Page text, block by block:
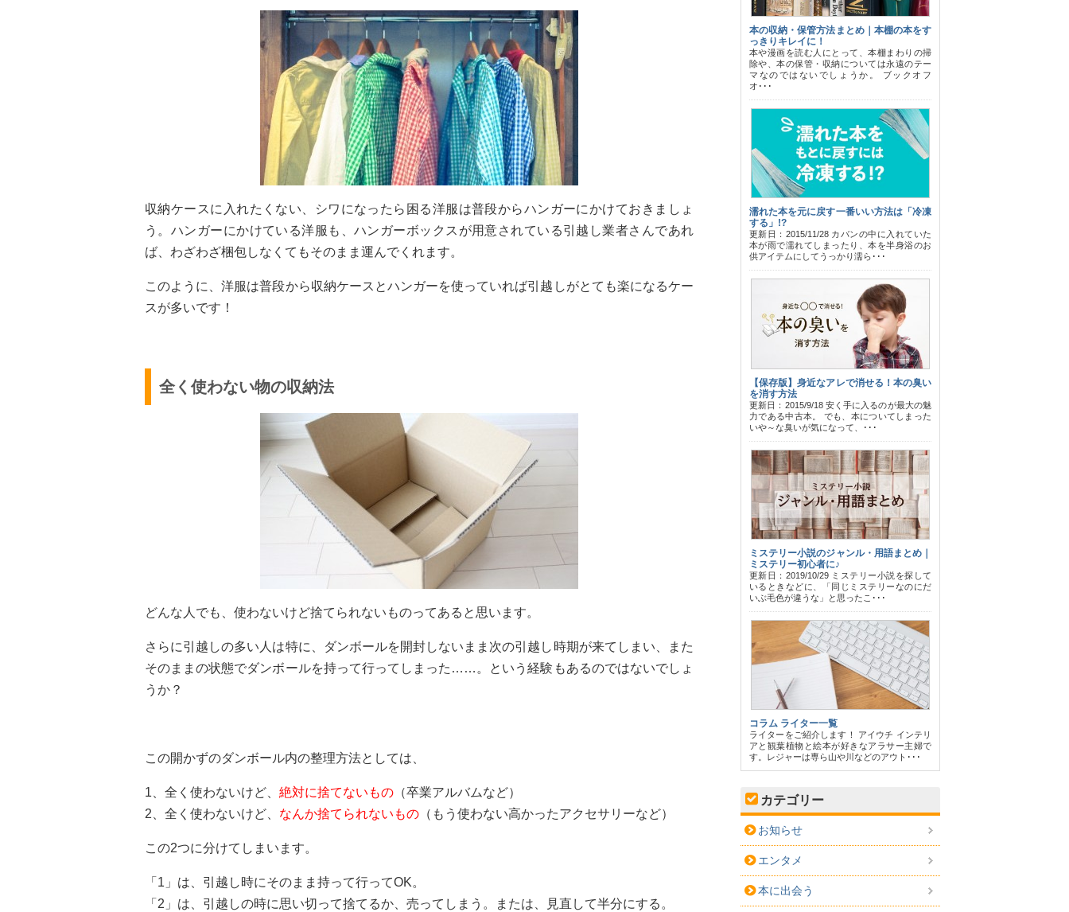
収納ケースに入れたくない、シワになったら困る洋服は普段からハンガーにかけておきましょ
う。ハンガーにかけている洋服も、ハンガーボックスが用意されている引越し業者さんであれ
ば、わざわざ梱包しなくてもそのまま運んでくれます。
このように、洋服は普段から収納ケースとハンガーを使っていれば引越しがとても楽になるケー
スが多いです！
全く使わない物の収納法
どんな人でも、使わないけど捨てられないものってあると思います。
さらに引越しの多い人は特に、ダンボールを開封しないまま次の引越し時期が来てしまい、また
そのままの状態でダンボールを持って行ってしまった……。という経験もあるのではないでしょ
うか？
この開かずのダンボール内の整理方法としては、
1、全く使わないけど、 絶対に捨てないもの （卒業アルバムなど）
2、全く使わないけど、 なんか捨てられないもの （もう使わない高かったアクセサリーなど）
この2つに分けてしまいます。
「1」は、引越し時にそのまま持って行ってOK。
「2」は、引越しの時に思い切って捨てるか、売ってしまう。または、見直して半分にする。
本の収納・保管方法まとめ｜本棚の本をす
っきりキレイに！
本や漫画を読む人にとって、本棚まわりの掃
除や、本の保管・収納については永遠のテー
マなのではないでしょうか。 ブックオフ
オ･･･
濡れた本を元に戻す一番いい方法は「冷凍
する」!?
更新日：2015/11/28 カバンの中に入れていた
本が雨で濡れてしまったり、本を半身浴のお
供アイテムにしてうっかり濡ら･･･
【保存版】身近なアレで消せる！本の臭い
を消す方法
更新日：2015/9/18 安く手に入るのが最大の魅
力である中古本。 でも、本についてしまった
いや～な臭いが気になって、･･･
ミステリー小説のジャンル・用語まとめ｜
ミステリー初心者に♪
更新日：2019/10/29 ミステリー小説を探して
いるときなどに、「同じミステリーなのにだ
いぶ毛色が違うな」と思ったこ･･･
コラム ライター一覧
ライターをご紹介します！ アイウチ インテリ
アと観葉植物と絵本が好きなアラサー主婦で
す。レジャーは専ら山や川などのアウト･･･
カテゴリー
お知らせ
エンタメ
本に出会う